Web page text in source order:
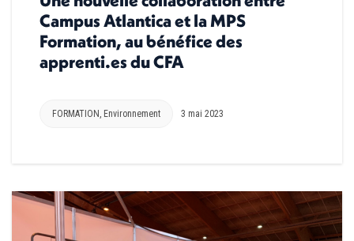
Campus Atlantica et la MPS
Formation, au bénéfice des
apprenti.es du CFA
FORMATION , Environnement 3 mai 2023